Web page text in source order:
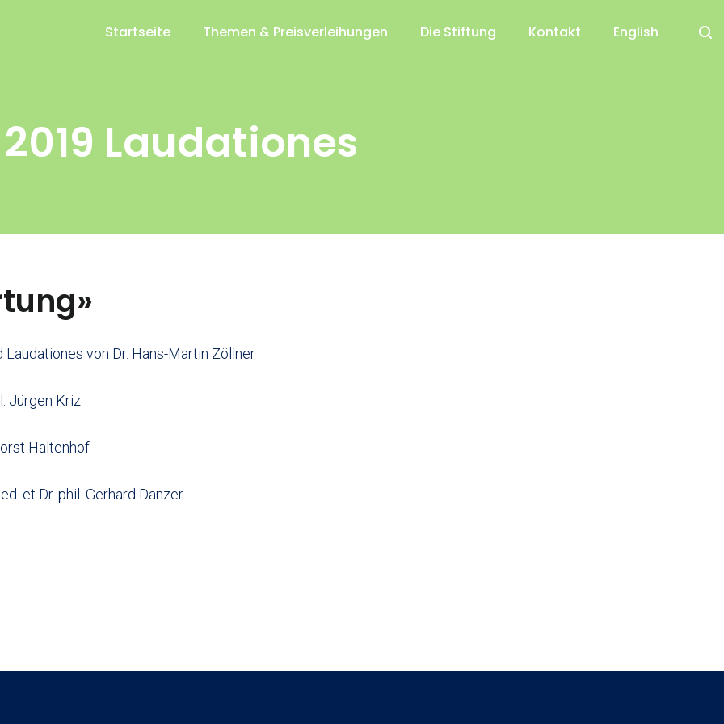
Startseite Themen & Preisverleihungen Die Stiftung Kontakt English
2019 Laudationes
Laudationes von Dr. Hans-Martin Zöllner
Jürgen Kriz
Haltenhof
et Dr. phil. Gerhard Danzer